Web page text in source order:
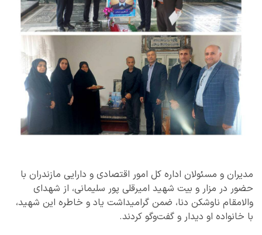
مدیران و مسئولان اداره کل امور اقتصادی و دارایی مازندران با
حضور در مزار و بیت شهید امیرقلی پور سلیمانی، از شهدای
والامقام ناوشکن دنا، ضمن گرامیداشت یاد و خاطره این شهید،
با خانواده او دیدار و گفت‌وگو کردند. ‎